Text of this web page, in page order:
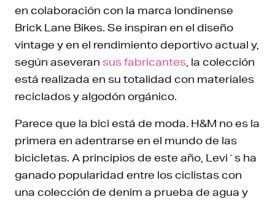
en colaboración con la marca londinense
Brick Lane Bikes. Se inspiran en el diseño
vintage y en el rendimiento deportivo actual y,
según aseveran sus fabricantes , la colección
está realizada en su totalidad con materiales
reciclados y algodón orgánico.
Parece que la bici está de moda. H&M no es la
primera en adentrarse en el mundo de las
bicicletas. A principios de este año, Levi´s ha
ganado popularidad entre los ciclistas con
una colección de denim a prueba de agua y